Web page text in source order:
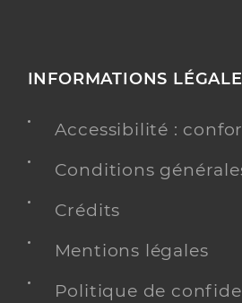
INFORMATIONS
Accessibilité :
Conditions
Crédits
Mentions légales
Politique de